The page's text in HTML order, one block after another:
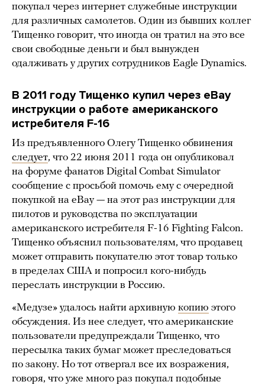
покупал через интернет служебные инструкции
для различных самолетов. Один из бывших коллег
Тищенко говорит, что иногда он тратил на это все
свои свободные деньги и был вынужден
одалживать у других сотрудников Eagle Dynamics.
В 2011 году Тищенко купил через eBay
инструкции о работе американского
истребителя F-16
Из предъявленного Олегу Тищенко обвинения
следует, что 22 июня 2011 года он опубликовал
на форуме фанатов Digital Combat Simulator
сообщение с просьбой помочь ему с очередной
покупкой на eBay — на этот раз инструкции для
пилотов и руководства по эксплуатации
американского истребителя F-16 Fighting Falcon.
Тищенко объяснил пользователям, что продавец
может отправить покупателю этот товар только
в пределах США и попросил кого-нибудь
переслать инструкции в Россию.
«Медузе» удалось найти архивную копию этого
обсуждения. Из нее следует, что американские
пользователи предупреждали Тищенко, что
пересылка таких бумаг может преследоваться
по закону. Но тот отвергал все их возражения,
говоря, что уже много раз покупал подобные